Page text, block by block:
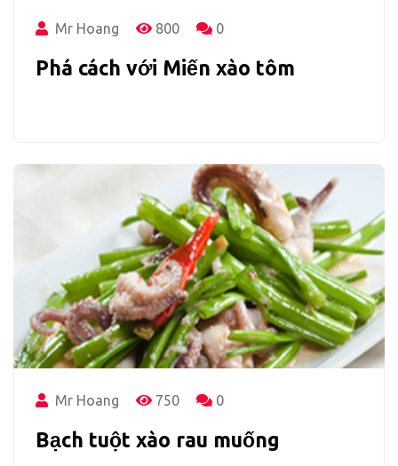
Mr Hoang 800 0
Phá cách với Miến xào tôm
Mr Hoang 750 0
Bạch tuột xào rau muống